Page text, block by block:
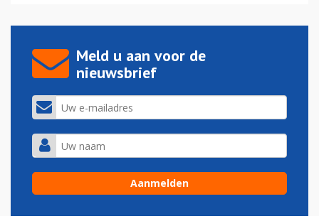
Meld u aan voor de
nieuwsbrief